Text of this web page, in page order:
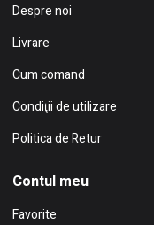
Despre noi
Livrare
Cum comand
Condiţii de utilizare
Politica de Retur
Contul meu
Favorite